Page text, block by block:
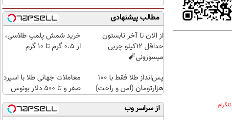
مطالب پیشنهادی
از الان تا آخر تابستون
حداقل 12کیلو چربی
میسوزونی🧨
خرید شمش پلمپ طلاسی،
از ۰.۵ گرم تا ۱۰ گرم
پس‌انداز طلا فقط با ۱۰۰
هزارتومان (امن و راحت)
معاملات جهانی طلا با اسپرد
صفر و تا ۵۰۰ دلار بونوس
از سراسر وب